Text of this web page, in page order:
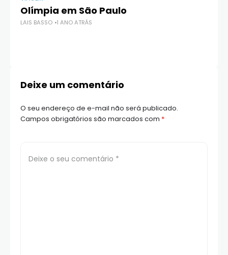
Olímpia em São Paulo
LAIS BASSO 1 ANO ATRÁS
Deixe um comentário
O seu endereço de e-mail não será publicado.
Campos obrigatórios são marcados com *